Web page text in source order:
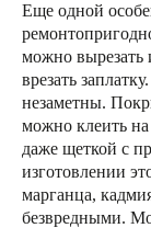
Еще одной
можно вырезать
врезать
незаметны.
можно клеить
даже щеткой с
изготовлении
марганца,
безвредными.